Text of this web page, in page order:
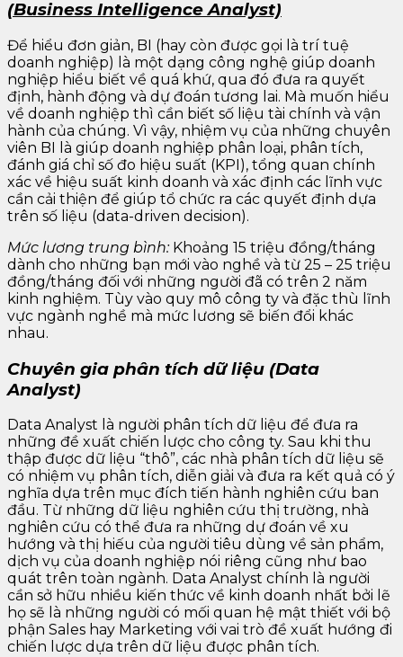
(Business Intelligence Analyst)
Để hiểu đơn giản, BI (hay còn được gọi là trí tuệ
doanh nghiệp) là một dạng công nghệ giúp doanh
nghiệp hiểu biết về quá khứ, qua đó đưa ra quyết
định, hành động và dự đoán tương lai. Mà muốn hiểu
về doanh nghiệp thì cần biết số liệu tài chính và vận
hành của chúng. Vì vậy, nhiệm vụ của những chuyên
viên BI là giúp doanh nghiệp phân loại, phân tích,
đánh giá chỉ số đo hiệu suất (KPI), tổng quan chính
xác về hiệu suất kinh doanh và xác định các lĩnh vực
cần cải thiện để giúp tổ chức ra các quyết định dựa
trên số liệu (data-driven decision).
Mức lương trung bình:Khoảng 15 triệu đồng/tháng
dành cho những bạn mới vào nghề và từ 25 – 25 triệu
đồng/tháng đối với những người đã có trên 2 năm
kinh nghiệm. Tùy vào quy mô công ty và đặc thù lĩnh
vực ngành nghề mà mức lương sẽ biến đổi khác
nhau.
Chuyên gia phân tích dữ liệu (Data
Analyst)
Data Analyst là người phân tích dữ liệu để đưa ra
những đề xuất chiến lược cho công ty. Sau khi thu
thập được dữ liệu “thô”, các nhà phân tích dữ liệu sẽ
có nhiệm vụ phân tích, diễn giải và đưa ra kết quả có ý
nghĩa dựa trên mục đích tiến hành nghiên cứu ban
đầu. Từ những dữ liệu nghiên cứu thị trường, nhà
nghiên cứu có thể đưa ra những dự đoán về xu
hướng và thị hiếu của người tiêu dùng về sản phẩm,
dịch vụ của doanh nghiệp nói riêng cũng như bao
quát trên toàn ngành. Data Analyst chính là người
cần sở hữu nhiều kiến thức về kinh doanh nhất bởi lẽ
họ sẽ là những người có mối quan hệ mật thiết với bộ
phận Sales hay Marketing với vai trò đề xuất hướng đi
chiến lược dựa trên dữ liệu được phân tích.